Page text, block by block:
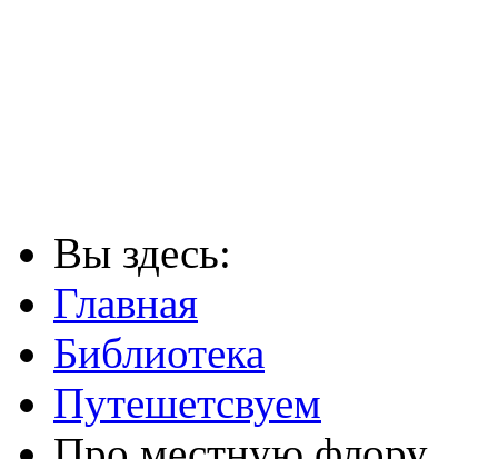
Вы здесь:
Главная
Библиотека
Путешетсвуем